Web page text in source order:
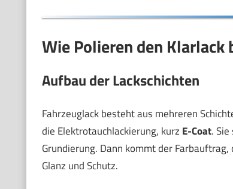
Wie Polieren den
Aufbau der Lackschichten
Fahrzeuglack besteht aus mehreren
die Elektrotauchlackierung, kurz E-Coat.
Grundierung. Dann kommt der
Glanz und Schutz.